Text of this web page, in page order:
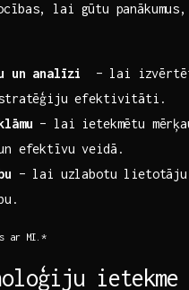
lai gūtu ⁤panākumus,‌
un ⁤analīzi
– ⁣lai
stratēģiju ‍efektivitāti.
– lai ​ietekmētu‍
efektīvu veidā.
– lai uzlabotu lietotāju
ar MI.*
ietekme